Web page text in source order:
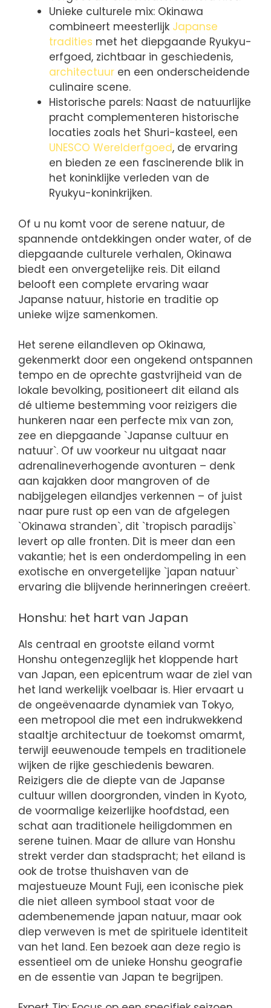
Unieke culturele mix: Okinawa
combineert meesterlijk Japanse
tradities met het diepgaande Ryukyu-
erfgoed, zichtbaar in geschiedenis,
architectuur en een onderscheidende
culinaire scene.
Historische parels: Naast de natuurlijke
pracht complementeren historische
locaties zoals het Shuri-kasteel, een
UNESCO Werelderfgoed, de ervaring
en bieden ze een fascinerende blik in
het koninklijke verleden van de
Ryukyu-koninkrijken.
Of u nu komt voor de serene natuur, de
spannende ontdekkingen onder water, of de
diepgaande culturele verhalen, Okinawa
biedt een onvergetelijke reis. Dit eiland
belooft een complete ervaring waar
Japanse natuur, historie en traditie op
unieke wijze samenkomen.
Het serene eilandleven op Okinawa,
gekenmerkt door een ongekend ontspannen
tempo en de oprechte gastvrijheid van de
lokale bevolking, positioneert dit eiland als
dé ultieme bestemming voor reizigers die
hunkeren naar een perfecte mix van zon,
zee en diepgaande `Japanse cultuur en
natuur`. Of uw voorkeur nu uitgaat naar
adrenalineverhogende avonturen – denk
aan kajakken door mangroven of de
nabijgelegen eilandjes verkennen – of juist
naar pure rust op een van de afgelegen
`Okinawa stranden`, dit `tropisch paradijs`
levert op alle fronten. Dit is meer dan een
vakantie; het is een onderdompeling in een
exotische en onvergetelijke `japan natuur`
ervaring die blijvende herinneringen creëert.
Honshu: het hart van Japan
Als centraal en grootste eiland vormt
Honshu ontegenzeglijk het kloppende hart
van Japan, een epicentrum waar de ziel van
het land werkelijk voelbaar is. Hier ervaart u
de ongeëvenaarde dynamiek van Tokyo,
een metropool die met een indrukwekkend
staaltje architectuur de toekomst omarmt,
terwijl eeuwenoude tempels en traditionele
wijken de rijke geschiedenis bewaren.
Reizigers die de diepte van de Japanse
cultuur willen doorgronden, vinden in Kyoto,
de voormalige keizerlijke hoofdstad, een
schat aan traditionele heiligdommen en
serene tuinen. Maar de allure van Honshu
strekt verder dan stadspracht; het eiland is
ook de trotse thuishaven van de
majestueuze Mount Fuji, een iconische piek
die niet alleen symbool staat voor de
adembenemende japan natuur, maar ook
diep verweven is met de spirituele identiteit
van het land. Een bezoek aan deze regio is
essentieel om de unieke Honshu geografie
en de essentie van Japan te begrijpen.